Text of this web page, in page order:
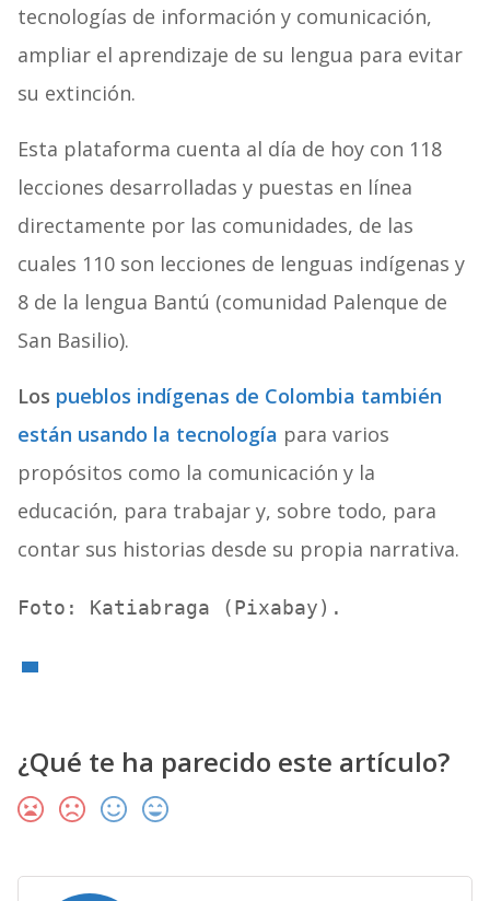
tecnologías de información y comunicación,
ampliar el aprendizaje de su lengua para evitar
su extinción.
Esta plataforma cuenta al día de hoy con 118
lecciones desarrolladas y puestas en línea
directamente por las comunidades, de las
cuales 110 son lecciones de lenguas indígenas y
8 de la lengua Bantú (comunidad Palenque de
San Basilio).
Los pueblos indígenas de Colombia también
están usando la tecnología para varios
propósitos como la comunicación y la
educación, para trabajar y, sobre todo, para
contar sus historias desde su propia narrativa.
Foto: Katiabraga (Pixabay).
¿Qué te ha parecido este artículo?